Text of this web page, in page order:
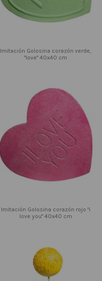
Imitación Golosina corazón verde,
"love" 40x40 cm
Imitación Golosina corazón rojo "i
love you" 40x40 cm